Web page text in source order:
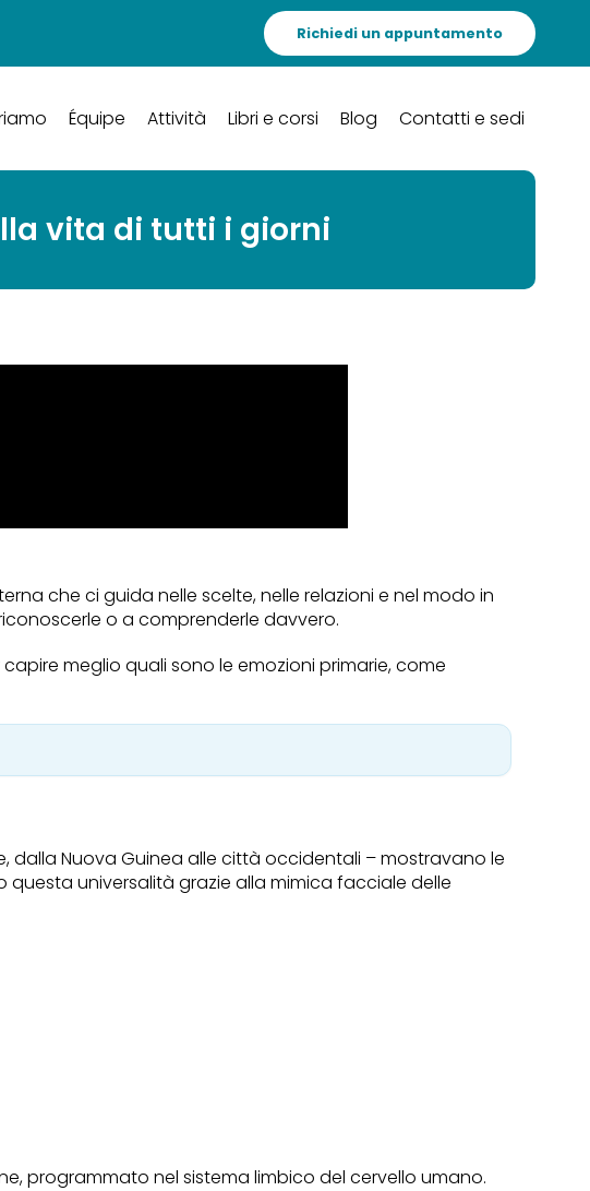
Richiedi un appuntamento
Équipe Attività Libri e corsi Blog Contatti e sedi
vita di tutti i giorni
che ci guida nelle scelte, nelle relazioni e nel modo in
o a comprenderle davvero.
capire meglio quali sono le emozioni primarie, come
dalla Nuova Guinea alle città occidentali – mostravano le
questa universalità grazie alla mimica facciale delle
programmato nel sistema limbico del cervello umano.